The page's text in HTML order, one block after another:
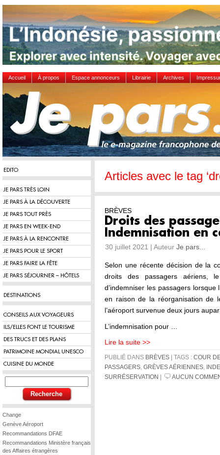
Accueil À propos Espace annonceurs Librairie Archives
EDITO
JE PARS TRÈS LOIN
JE PARS À LA DÉCOUVERTE
JE PARS TOUT PRÈS
JE PARS EN WEEK-END
JE PARS À LA RENCONTRE
JE PARS POUR LE SPORT
JE PARS FAIRE LA FÊTE
JE PARS SÉJOURNER – HÔTELS
DESTINATIONS
CONSEILS AUX VOYAGEURS
ILS/ELLES FONT LE TOURISME
DES TRUCS ET DES PLANS
PATRIMOINE MONDIAL UNESCO
CUISINE DU MONDE
Change
Genève Aéroport
Recommandations DFAE
Recommandations Ministère français
des Affaires étrangères
Articles avec le tag
BRÈVES
Droits des
Indemnisation en
30 juillet 2021 | Auteur Je pars...
Selon une récente décision de la
droits des passagers aériens,
d’indemniser les passagers
en raison de la réorganisation de
l’aéroport survenue deux jours
L’indemnisation pour …
Lire la suite >>
PUBLIÉ DANS BRÈVES | TAGS : COUR
PASSAGERS GRÈVES AÉRIENNES
SURRÉSERVATION
AUCUN